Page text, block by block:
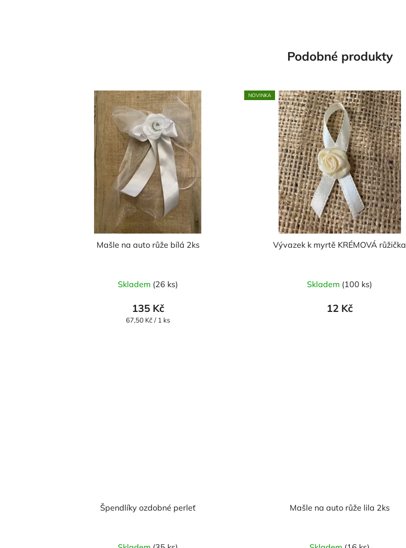
Podobné produkty
Mašle na auto růže bílá 2ks
Skladem (26 ks)
135 Kč
Měrná
67,50 Kč / 1 ks
NOVINKA
Vývazek k myrtě KRÉMOVÁ růžička
Skladem (100 ks)
12 Kč
Špendlíky ozdobné perleť Mašle na auto růže lila 2ks